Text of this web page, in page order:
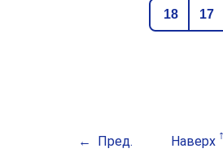
18
17
Пред. Наверх